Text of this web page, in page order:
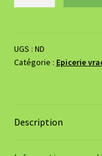
blé
soufflet
BIO
UGS : ND
Catégorie : Epicerie
Description